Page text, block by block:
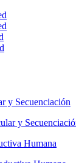
y Secuenciación
Humana